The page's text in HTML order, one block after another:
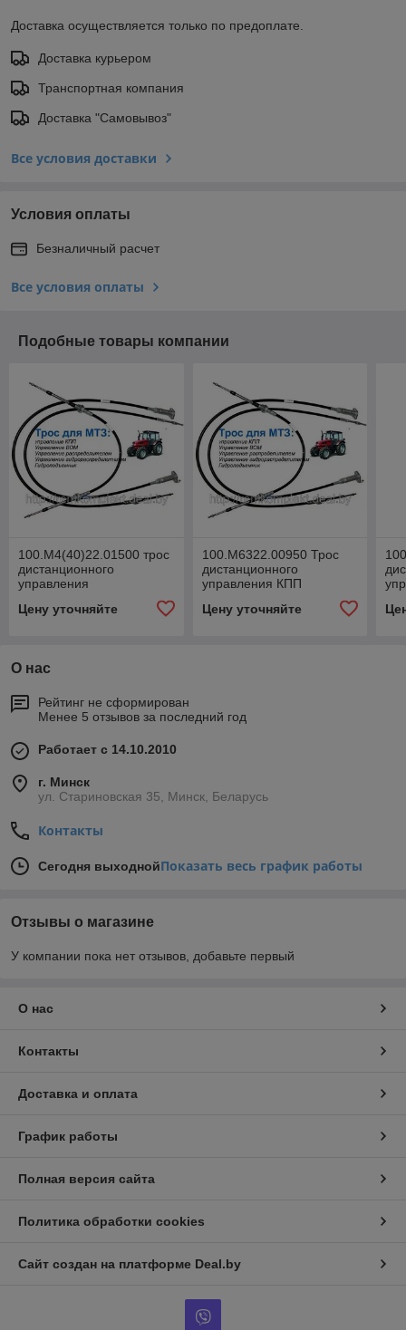
Доставка осуществляется только по предоплате.
Доставка курьером
Транспортная компания
Доставка "Самовывоз"
Все условия доставки
Условия оплаты
Безналичный расчет
Все условия оплаты
Подобные товары компании
100.М4(40)22.01500 трос
дистанционного
управления
гидрораспределителем
тракторов МТЗ
Цену уточняйте
100.М6322.00950 Трос
дистанционного
управления КПП
Цену уточняйте
О нас
Рейтинг не сформирован
Менее 5 отзывов за последний год
Работает с 14.10.2010
г. Минск
ул. Стариновская 35, Минск, Беларусь
Контакты
Сегодня выходнойПоказать весь график работы
Отзывы о магазине
У компании пока нет отзывов, добавьте первый
О нас
Контакты
Доставка и оплата
График работы
Полная версия сайта
Политика обработки cookies
Сайт создан на платформе Deal.by